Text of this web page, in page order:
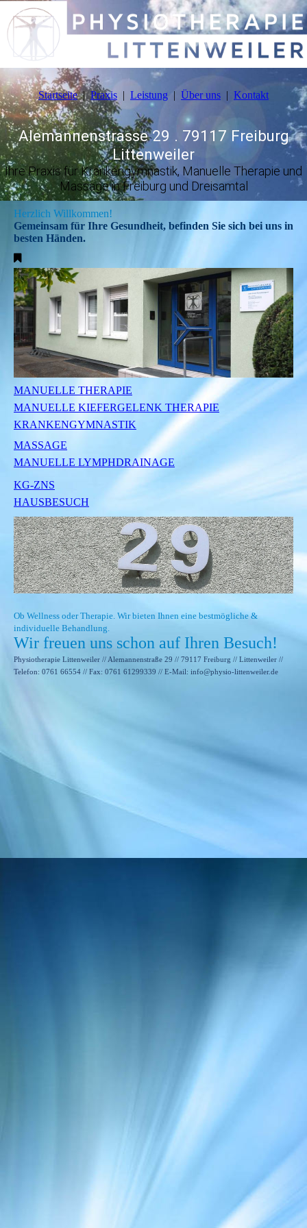
Startseite Praxis Leistung Über uns Kontakt
Alemannenstrasse 29 . 79117 Freiburg
Littenweiler
Ihre Praxis für Krankengymnastik, Manuelle Therapie und
Massage in Freiburg und Dreisamtal
Herzlich Willkommen!
Gemeinsam für Ihre Gesundheit, befinden Sie sich bei uns in
besten Händen.
MANUELLE THERAPIE
MANUELLE KIEFERGELENK THERAPIE
KRANKENGYMNASTIK
MASSAGE
MANUELLE LYMPHDRAINAGE
KG-ZNS
HAUSBESUCH
Ob Wellness oder Therapie. Wir bieten Ihnen eine bestmögliche &
individuelle Behandlung.
Wir freuen uns schon auf Ihren Besuch!
Physiotherapie Littenweiler // Alemannenstraße 29 // 79117 Freiburg // Littenweiler //
Telefon: 0761 66554 // Fax: 0761 61299339 // E-Mail: info@physio-littenweiler.de